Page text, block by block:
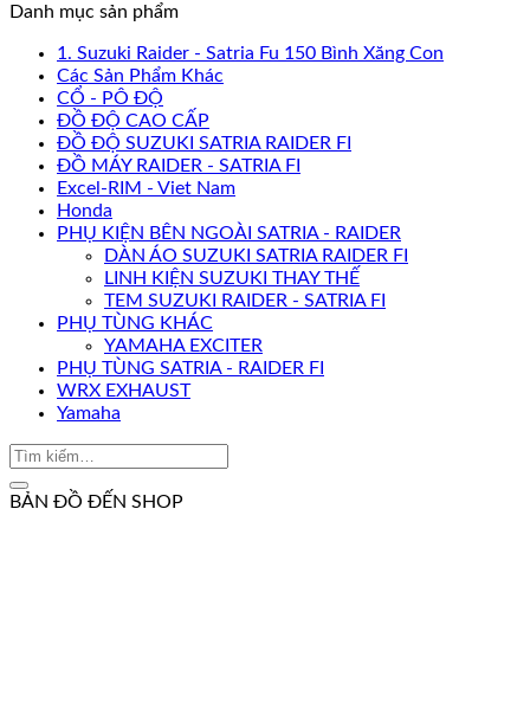
Danh mục sản phẩm
1. Suzuki Raider - Satria Fu 150 Bình Xăng Con
Các Sản Phẩm Khác
CỔ - PÔ ĐỘ
ĐỒ ĐỘ CAO CẤP
ĐỒ ĐỘ SUZUKI SATRIA RAIDER FI
ĐỒ MÁY RAIDER - SATRIA FI
Excel-RIM - Viet Nam
Honda
PHỤ KIỆN BÊN NGOÀI SATRIA - RAIDER
DÀN ÁO SUZUKI SATRIA RAIDER FI
LINH KIỆN SUZUKI THAY THẾ
TEM SUZUKI RAIDER - SATRIA FI
PHỤ TÙNG KHÁC
YAMAHA EXCITER
PHỤ TÙNG SATRIA - RAIDER FI
WRX EXHAUST
Yamaha
BẢN ĐỒ ĐẾN SHOP